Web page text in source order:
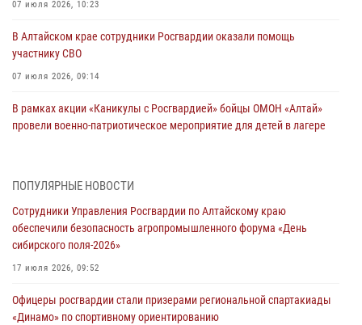
07 июля 2026, 10:23
В Алтайском крае сотрудники Росгвардии оказали помощь
участнику СВО
07 июля 2026, 09:14
В рамках акции «Каникулы с Росгвардией» бойцы ОМОН «Алтай»
провели военно-патриотическое мероприятие для детей в лагере
акции «Коробка храбрости»
Сотрудники Росгвардии провели встречу с юными пограничниками
03 июля 2026, 04:03
ПОПУЛЯРНЫЕ НОВОСТИ
Сотрудники Управления Росгвардии по Алтайскому краю
обеспечили безопасность агропромышленного форума «День
сибирского поля-2026»
17 июля 2026, 09:52
Офицеры росгвардии стали призерами региональной спартакиады
«Динамо» по спортивному ориентированию